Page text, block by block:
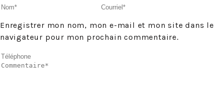
Enregistrer mon nom, mon e-mail et mon site dans le
navigateur pour mon prochain commentaire.